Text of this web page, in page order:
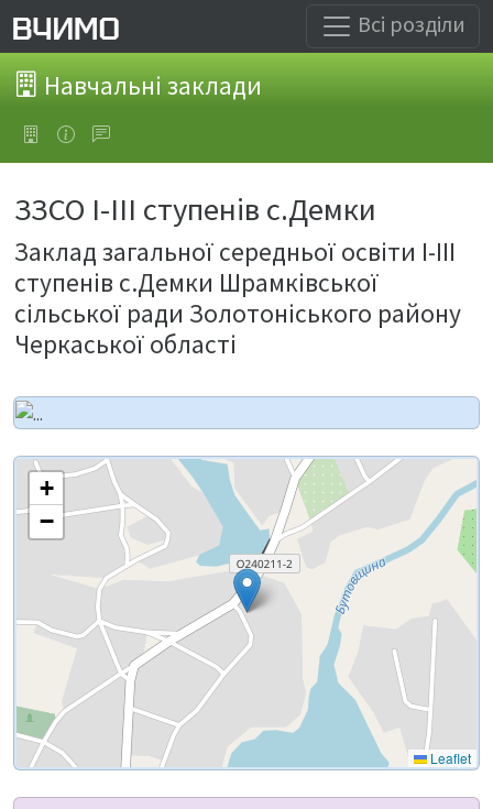
Всі розділи
Навчальні заклади
ЗЗСО І-ІІІ ступенів с.Демки
Заклад загальної середньої освіти І-ІІІ
ступенів с.Демки Шрамківської
сільської ради Золотоніського району
Черкаської області
+
−
Leaflet